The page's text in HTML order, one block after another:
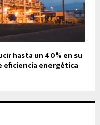
hasta un 40% en su
eficiencia energética